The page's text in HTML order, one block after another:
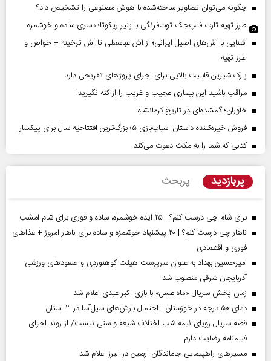
چگونه می‌توان تصاویر ساخته‌شده با هوش مصنوعی را تشخیص داد؟
طرز تهیه تارت فلپ‌جک توت‌فرنگی با پنیر ریکوتا؛ دسری ساده و خوشمزه
آشنایی با آش‌های اصیل ایرانی؛ از آش عباسعلی تا آش ترخینه + خواص و
طرز تهیه
پارک شیرین قابلیت‌ بالایی برای اجرای پروژهای تفریحی دارد
مراقب باشید این بیماری عجیب و غریب را از کنه نگیرید!
خاوران؛ گمشده‌ای در تاریخ کرمانشاه
فروش خیره‌کننده داستان اسباب‌بازی ۵؛ بزرگ‌ترین افتتاحیه سال برای پیکسار
کتابی که شما را به مکث دعوت می‌کند
پربازدید پربحث
برای شام چی درست کنم؟ | ۲۵ ایده خوشمزه، ساده و فوری برای شام امشب
ناهار چی درست کنم؟ | ۲۰ پیشنهاد خوشمزه و ساده برای ناهار امروز + غذاهای
فوری و اقتصادی
امیرحسین بهداد به عنوان سرپرست هیئت کوهنوردی و صعودهای ورزشی
آذربایجان شرقی منصوب شد
زمان پخش سریال «ماه عسل» با بازی اکبر عبدی اعلام شد
دمای ۵۰ درجه در خوزستان | احتمال بارش‌های سیل‌آسا در ۳ استان
قصه سریال رویای نیمه شب اختلاف شیعه و سنی نیست/ از روند اجرای
فیلمنامه رضایت دارم
مسیر‌های راهپیمایی جاماندگان اربعین در البرز اعلام شد